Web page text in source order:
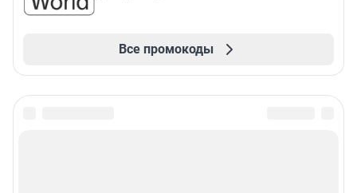
Все промокоды